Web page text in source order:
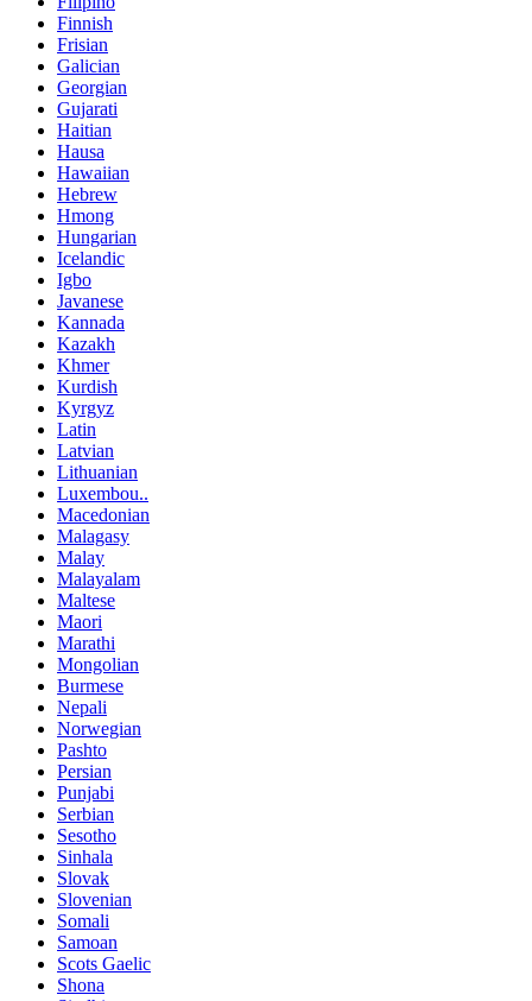
Finnish
Frisian
Galician
Georgian
Gujarati
Haitian
Hausa
Hawaiian
Hebrew
Hmong
Hungarian
Icelandic
Igbo
Javanese
Kannada
Kazakh
Khmer
Kurdish
Kyrgyz
Latin
Latvian
Lithuanian
Luxembou..
Macedonian
Malagasy
Malay
Malayalam
Maltese
Maori
Marathi
Mongolian
Burmese
Nepali
Norwegian
Pashto
Persian
Punjabi
Serbian
Sesotho
Sinhala
Slovak
Slovenian
Somali
Samoan
Scots Gaelic
Shona